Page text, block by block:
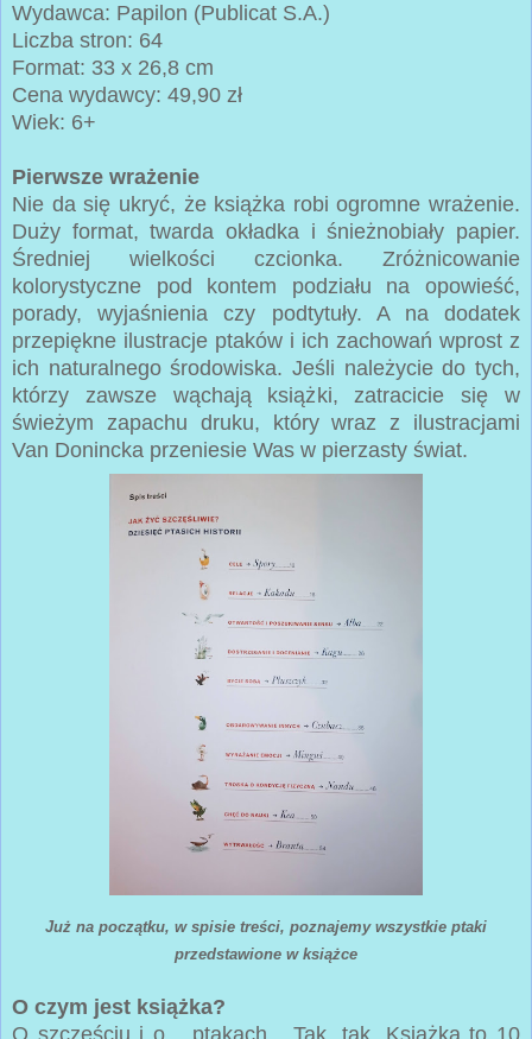
Wydawca: Papilon (Publicat S.A.)
Liczba stron: 64
Format: 33 x 26,8 cm
Cena wydawcy: 49,90 zł
Wiek: 6+
Pierwsze wrażenie
Nie da się ukryć, że książka robi ogromne wrażenie.
Duży format, twarda okładka i śnieżnobiały papier.
Średniej wielkości czcionka. Zróżnicowanie
kolorystyczne pod kontem podziału na opowieść,
porady, wyjaśnienia czy podtytuły. A na dodatek
przepiękne ilustracje ptaków i ich zachowań wprost z
ich naturalnego środowiska. Jeśli należycie do tych,
którzy zawsze wąchają książki, zatracicie się w
świeżym zapachu druku, który wraz z ilustracjami
Van Donincka przeniesie Was w pierzasty świat.
Już na początku, w spisie treści, poznajemy wszystkie ptaki
przedstawione w książce
O czym jest książka?